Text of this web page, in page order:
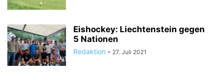
Eishockey: Liechtenstein gegen
5 Nationen
Redaktion - 27. Juli 2021